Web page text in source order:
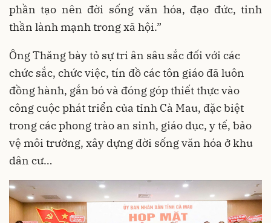
phần tạo nên đời sống văn hóa, đạo đức, tinh
thần lành mạnh trong xã hội.”
Ông Thăng bày tỏ sự tri ân sâu sắc đối với các
chức sắc, chức việc, tín đồ các tôn giáo đã luôn
đồng hành, gắn bó và đóng góp thiết thực vào
công cuộc phát triển của tỉnh Cà Mau, đặc biệt
trong các phong trào an sinh, giáo dục, y tế, bảo
vệ môi trường, xây dựng đời sống văn hóa ở khu
dân cư…